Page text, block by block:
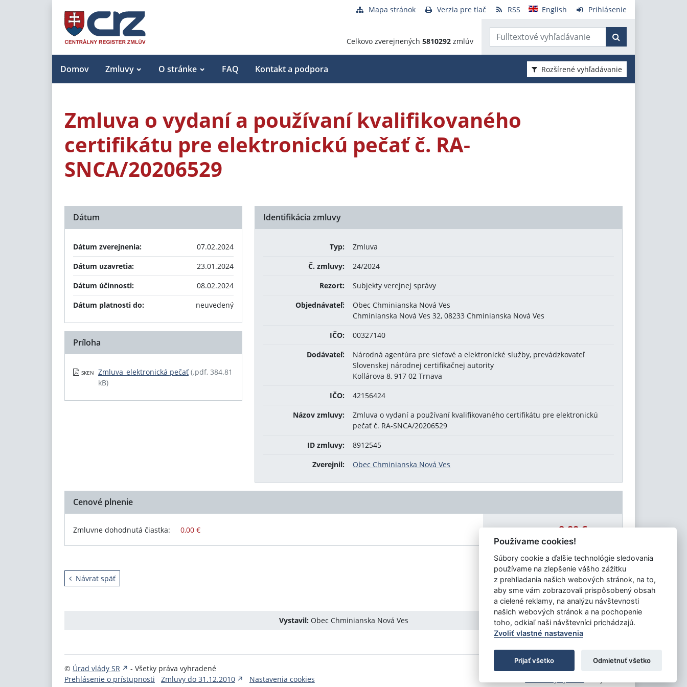
Mapa stránok Verzia pre tlač RSS English Prihlásenie
Celkovo zverejnených 5810292 zmlúv
Domov Zmluvy O stránke FAQ Kontakt a podpora Rozšírené vyhľadávanie
Zmluva o vydaní a používaní kvalifikovaného
certifikátu pre elektronickú pečať č. RA-
SNCA/20206529
Identifikácia zmluvy
Typ:
Zmluva
Č. zmluvy:
24/2024
Rezort:
Subjekty verejnej správy
Objednávateľ:
Obec Chminianska Nová Ves
Chminianska Nová Ves 32, 08233 Chminianska Nová Ves
IČO:
00327140
Dodávateľ:
Národná agentúra pre sieťové a elektronické služby, prevádzkovateľ
Slovenskej národnej certifikačnej autority
Kollárova 8, 917 02 Trnava
IČO:
42156424
Názov zmluvy:
Zmluva o vydaní a používaní kvalifikovaného certifikátu pre elektronickú
pečať č. RA-SNCA/20206529
ID zmluvy:
8912545
Zverejnil:
Obec Chminianska Nová Ves
Dátum
Dátum zverejnenia:
07.02.2024
Dátum uzavretia:
23.01.2024
Dátum účinnosti:
08.02.2024
Dátum platnosti do:
neuvedený
Príloha
SKEN Zmluva_elektronická pečať (.pdf, 384.81
kB)
Cenové plnenie
Zmluvne dohodnutá čiastka: 0,00 € Celková čiastka: 0,00 €
Návrat späť
Vystavil: Obec Chminianska Nová Ves
© Úrad vlády SR
- Všetky práva vyhradené
Prehlásenie o prístupnosti
Zmluvy do 31.12.2010 Nastavenia cookies
: Aglo Solutions
Používame cookies!
Súbory cookie a ďalšie technológie sledovania
používame na zlepšenie vášho zážitku
z prehliadania našich webových stránok, na to,
aby sme vám zobrazovali prispôsobený obsah
a cielené reklamy, na analýzu návštevnosti
našich webových stránok a na pochopenie
toho, odkiaľ naši návštevníci prichádzajú.
Zvoliť vlastné nastavenia
Prijať všetko Odmietnuť všetko